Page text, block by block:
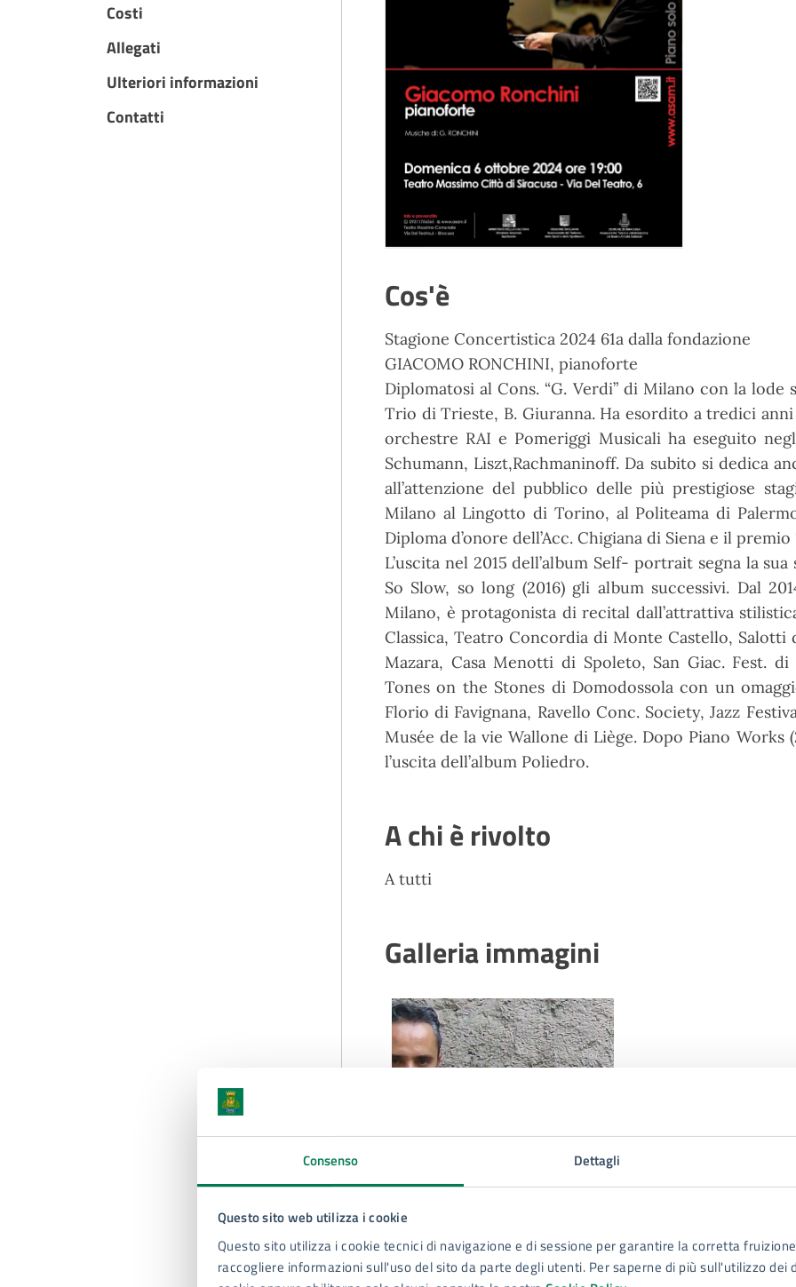
Consenso Dettagli
Questo sito web utilizza i cookie
Questo sito utilizza i cookie tecnici di navigazione e di sessione per garantire la corretta
raccogliere informazioni sull'uso del sito da parte degli utenti. Per saperne di più sull'utilizzo dei
Costi
Allegati
Ulteriori informazioni
Contatti
Cos'è
Stagione Concertistica 2024 61a dalla fondazione
GIACOMO RONCHINI, pianoforte
Diplomatosi al Cons. “G. Verdi” di Milano con la
Trio di Trieste, B. Giuranna. Ha esordito a tredici
orchestre RAI e Pomeriggi Musicali ha eseguito
Schumann, Liszt,Rachmaninoff. Da subito si dedica
all’attenzione del pubblico delle più prestigiose
Milano al Lingotto di Torino, al Politeama di
Diploma d’onore dell’Acc. Chigiana di Siena e il
L’uscita nel 2015 dell’album Self- portrait segna la
So Slow, so long (2016) gli album successivi. Dal
Milano, è protagonista di recital dall’attrattiva
Classica, Teatro Concordia di Monte Castello,
Mazara, Casa Menotti di Spoleto, San Giac. Fest.
Tones on the Stones di Domodossola con un
Florio di Favignana, Ravello Conc. Society, Jazz
Musée de la vie Wallone di Liège. Dopo Piano Works
l’uscita dell’album Poliedro.
A chi è rivolto
A tutti
Galleria immagini